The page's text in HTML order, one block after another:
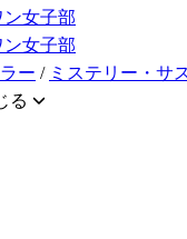
ン女子部
ン女子部
ー / ミステリー・サ
る